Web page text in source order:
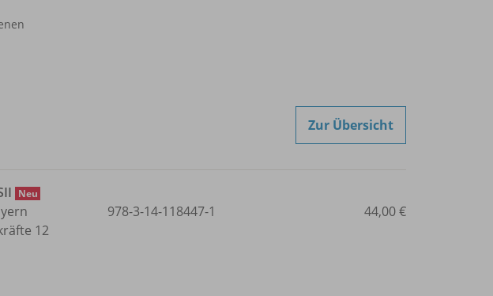
Zur Übersicht
Neu
12
978-3-14-118447-1 44,00 €